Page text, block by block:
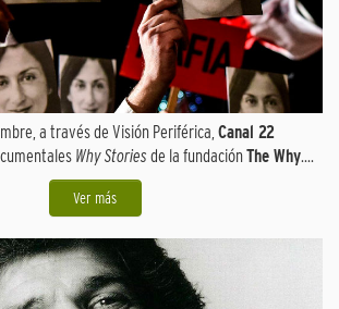
a través de Visión Periférica, Canal 22
Why Stories de la fundaciónThe Why....
Ver más